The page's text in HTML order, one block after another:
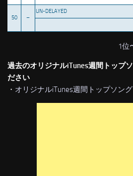
50 –
UN-DELAYED
1位
過去のオリジナルiTunes週間トップ
ださい
・ オリジナルiTunes週間トップソング